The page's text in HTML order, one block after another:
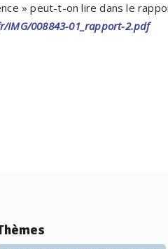
» peut-t-on lire dans le
008843-01_rapport-2.pdf